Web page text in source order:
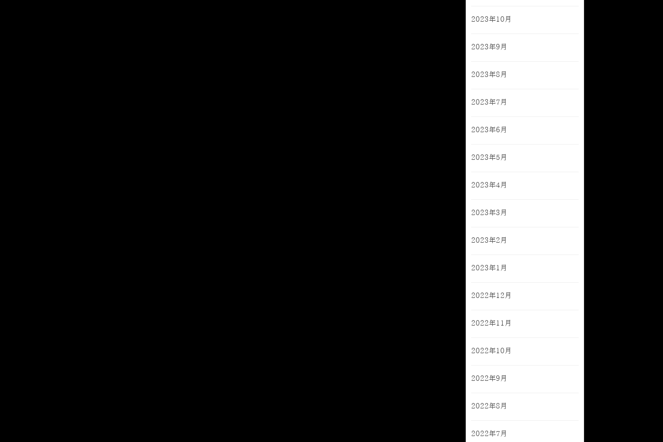
2023年10月
2023年9月
2023年8月
2023年7月
2023年6月
2023年5月
2023年4月
2023年3月
2023年2月
2023年1月
2022年12月
2022年11月
2022年10月
2022年9月
2022年8月
2022年7月